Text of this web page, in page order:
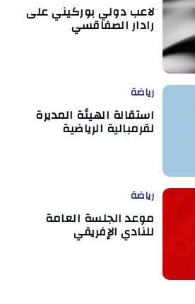
لاعب دولي بوركيني على
رادار الصفاقسي
رياضة
استقالة الهيئة المديرة
لقرمبالية الرياضية
رياضة
موعد الجلسة العامة
للنادي الإفريقي